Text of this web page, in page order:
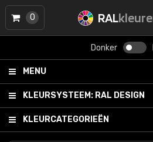
RAL
Donker
MENU
KLEURSYSTEEM: RAL DESIGN
KLEURCATEGORIEËN
0